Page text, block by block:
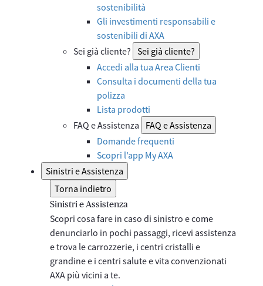
sostenibilità
Gli investimenti responsabili e
sostenibili di AXA
Sei già cliente? Sei già cliente?
Accedi alla tua Area Clienti
Consulta i documenti della tua
polizza
Lista prodotti
FAQ e Assistenza
FAQ e Assistenza
Domande frequenti
Scopri l’app My AXA
Sinistri e Assistenza
Torna indietro
Sinistri e Assistenza
Scopri cosa fare in caso di sinistro e come
denunciarlo in pochi passaggi, ricevi assistenza
e trova le carrozzerie, i centri cristalli e
grandine e i centri salute e vita convenzionati
AXA più vicini a te.